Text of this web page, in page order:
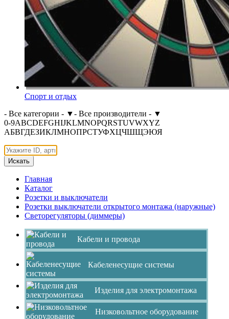
Спорт и отдых
- Все категории - ▼- Все производители - ▼
0-9ABCDEFGHIJKLMNOPQRSTUVWXYZ
АБВГДЕЗИКЛМНОПРСТУФХЦЧШЩЭЮЯ
Искать
Главная
Каталог
Розетки и выключатели
Розетки выключатели открытого монтажа (наружные)
Светорегуляторы (диммеры)
Кабели и провода
Кабеленесущие системы
Изделия для электромонтажа
Низковольтное оборудование